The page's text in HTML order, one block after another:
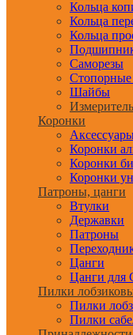
Кольца
Кольца
Кольца
Саморезы
Стопорные
Шайбы
Коронки
Коронки
Коронки
Коронки
Патроны, цанги
Втулки
Державки
Патроны
Цанги
Цанги для
Пилки
Пилки
Пилки